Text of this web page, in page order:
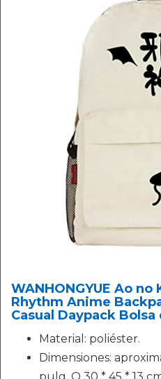
WANHONGYUE Ao no
Rhythm Anime
Casual Daypack
Material: poliéster.
Dimensiones: